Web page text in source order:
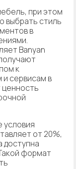
при этом
выбрать стиль
в
Banyan
к
и сервисам в
ценность
условия
от 20%,
доступна
формат